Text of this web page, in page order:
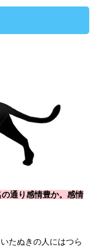
通り感情豊か。感情
たぬきの人にはつら